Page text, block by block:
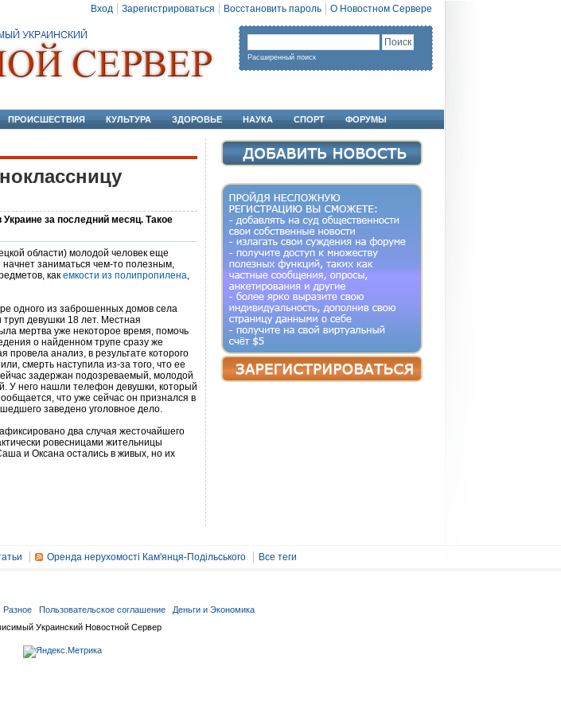
Вход Зарегистрироваться Восстановить пароль О Новостном Сервере
Расширенный поиск
ПРОИСШЕСТВИЯ КУЛЬТУРА ЗДОРОВЬЕ НАУКА СПОРТ ФОРУМЫ
за последний месяц. Такое
области) молодой человек еще
заниматься чем-то полезным,
как емкости из полипропилена,
одного из заброшенных домов села
девушки 18 лет. Местная
мертва уже некоторое время, помочь
о найденном трупе сразу же
провела анализ, в результате которого
смерть наступила из-за того, что ее
задержан подозреваемый, молодой
У него нашли телефон девушки, который
что уже сейчас он признался в
заведено уголовное дело.
два случая жесточайшего
ровесницами жительницы
и Оксана остались в живых, но их
Оренда нерухомості Кам'янця-Подільського Все теги
Разное Пользовательское соглашение
Деньги и Экономика
Украинский Новостной Сервер